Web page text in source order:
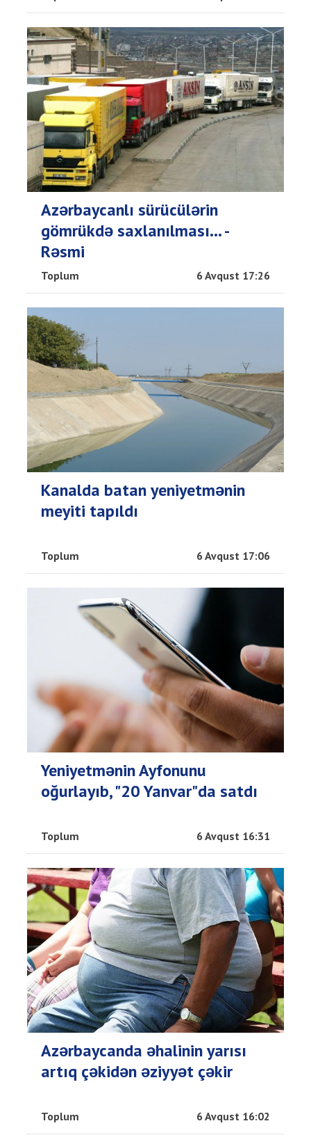
Azərbaycanlı sürücülərin
gömrükdə saxlanılması... -
Rəsmi
Toplum 6 Avqust 17:26
Kanalda batan yeniyetmənin
meyiti tapıldı
Toplum 6 Avqust 17:06
Yeniyetmənin Ayfonunu
oğurlayıb, "20 Yanvar"da satdı
Toplum 6 Avqust 16:31
Azərbaycanda əhalinin yarısı
artıq çəkidən əziyyət çəkir
Toplum 6 Avqust 16:02